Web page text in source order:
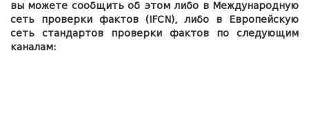
вы можете сообщить об этом либо в Международную
сеть проверки фактов (IFCN), либо в Европейскую
сеть стандартов проверки фактов по следующим
каналам: